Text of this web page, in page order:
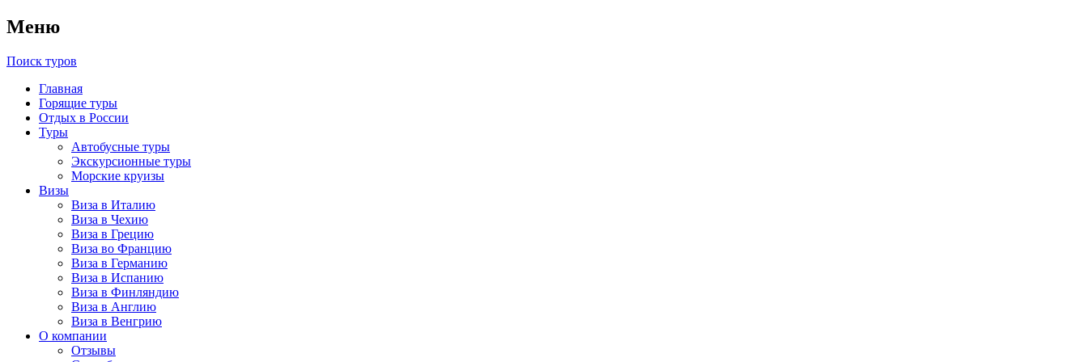
Меню
Поиск туров
Главная
Горящие туры
Отдых в России
Туры
Автобусные туры
Экскурсионные туры
Морские круизы
Визы
Виза в Италию
Виза в Чехию
Виза в Грецию
Виза во Францию
Виза в Германию
Виза в Испанию
Виза в Финляндию
Виза в Англию
Виза в Венгрию
О компании
Отзывы